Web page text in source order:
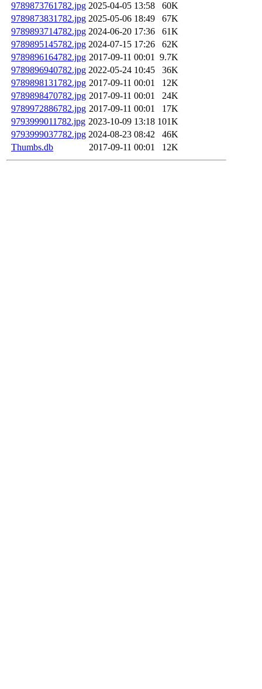
9789873761782.jpg 2025-04-05 13:58
60K
9789873831782.jpg 2025-05-06 18:49
67K
9789893714782.jpg 2024-06-20 17:36
61K
9789895145782.jpg 2024-07-15 17:26
62K
9789896164782.jpg 2017-09-11 00:01 9.7K
9789896940782.jpg 2022-05-24 10:45
36K
9789898131782.jpg 2017-09-11 00:01
12K
9789898470782.jpg 2017-09-11 00:01
24K
9789972886782.jpg 2017-09-11 00:01
17K
9793999011782.jpg 2023-10-09 13:18 101K
9793999037782.jpg 2024-08-23 08:42
46K
Thumbs.db
2017-09-11 00:01 12K